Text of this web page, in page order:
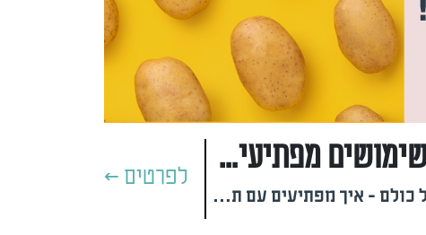
תפוחי אדמה - שימושים מפתיעים שאולי לא הכרתם
שימושי, טעים ואהוב על כולם - איך מפתיעים עם תפוח אדמה
לפרטים >